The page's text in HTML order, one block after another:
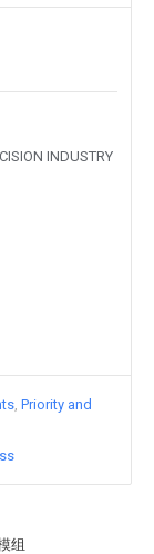
组
INDUSTRY
Priority and